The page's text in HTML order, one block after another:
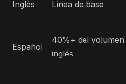
Inglés Línea de base
Español
40%+ del volumen
inglés